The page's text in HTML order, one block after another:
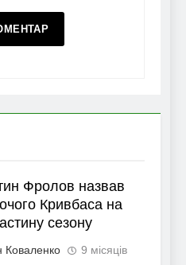
Фролов назвав
Кривбаса на
сезону
Коваленко
9 місяців